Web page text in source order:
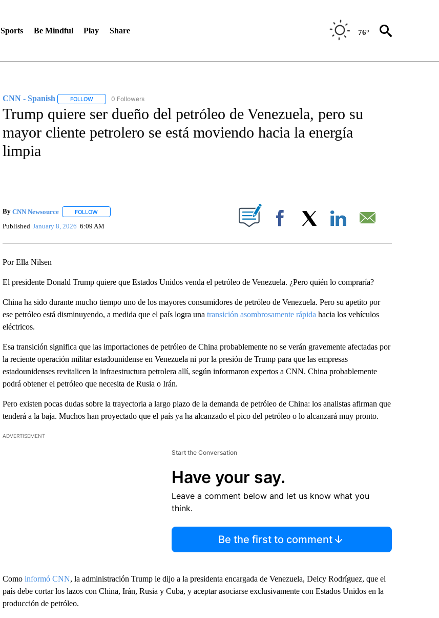
Sports Be Mindful Play Share 76°
CNN - Spanish FOLLOWFOLLOW "CNN - SPANISH" TO RECEIVE NOTIFICATIONS ABOUT NEW PAGES ON "CNN - SPANISH".
0 Followers
Trump quiere ser dueño del petróleo de Venezuela, pero su
mayor cliente petrolero se está moviendo hacia la energía
limpia
By CNN Newsource FOLLOWFOLLOW "" TO RECEIVE NOTIFICATIONS ABOUT NEW PAGES ON "".
Published January 8, 2026 6:09 AM Facebook
Por Ella Nilsen
El presidente Donald Trump quiere que Estados Unidos venda el petróleo de Venezuela. ¿Pero quién lo compraría?
China ha sido durante mucho tiempo uno de los mayores consumidores de petróleo de Venezuela. Pero su apetito por
ese petróleo está disminuyendo, a medida que el país logra una transición asombrosamente rápida hacia los vehículos
eléctricos.
Esa transición significa que las importaciones de petróleo de China probablemente no se verán gravemente afectadas por
la reciente operación militar estadounidense en Venezuela ni por la presión de Trump para que las empresas
estadounidenses revitalicen la infraestructura petrolera allí, según informaron expertos a CNN. China probablemente
podrá obtener el petróleo que necesita de Rusia o Irán.
Pero existen pocas dudas sobre la trayectoria a largo plazo de la demanda de petróleo de China: los analistas afirman que
tenderá a la baja. Muchos han proyectado que el país ya ha alcanzado el pico del petróleo o lo alcanzará muy pronto.
ADVERTISEMENT
Start the Conversation
Have your say.
Leave a comment below and let us know what you
think.
Be the first to comment
Como informó CNN, la administración Trump le dijo a la presidenta encargada de Venezuela, Delcy Rodríguez, que el
país debe cortar los lazos con China, Irán, Rusia y Cuba, y aceptar asociarse exclusivamente con Estados Unidos en la
producción de petróleo.